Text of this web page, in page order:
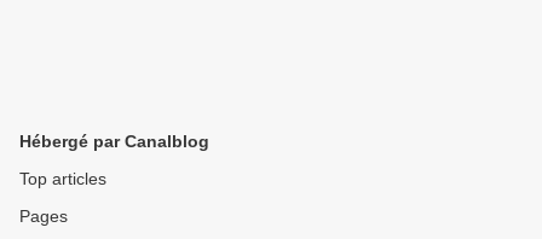
Hébergé par Canalblog
Top articles
Pages